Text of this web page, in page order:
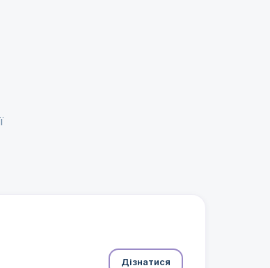
Дізнатися